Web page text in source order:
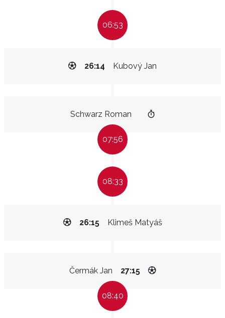
06:53
Kubový Jan
26:14
Schwarz Roman
07:56
08:33
Klimeš Matyáš
26:15
Čermák Jan 27:15
08:40